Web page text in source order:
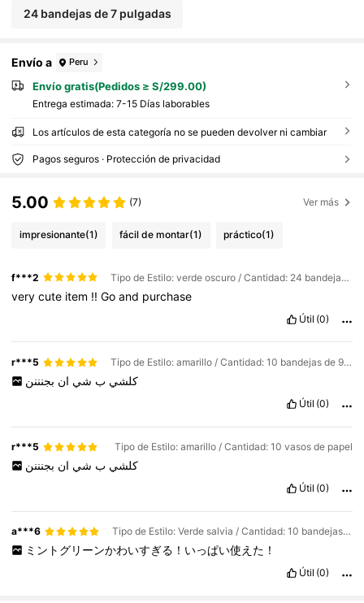
24 bandejas de 7 pulgadas
Envío a Peru
Envío gratis(Pedidos ≥ S/299.00)
Entrega estimada: 7-15 Días laborables
Los artículos de esta categoría no se pueden devolver ni cambiar
Pagos seguros · Protección de privacidad
5.00 (7) Ver más
impresionante(1) fácil de montar(1) práctico(1)
f***2 Tipo de Estilo: verde oscuro / Cantidad: 24 bandejas de 7 pulgadas
verycute item !!Goand purchase
Útil (0)
r***5 Tipo de Estilo: amarillo / Cantidad: 10 bandejas de 9 pulgadas
كلشي ب شي ان بجنننن
Útil (0)
r***5 Tipo de Estilo: amarillo / Cantidad: 10 vasos de papel
كلشي ب شي ان بجنننن
Útil (0)
a***6 Tipo de Estilo: Verde salvia / Cantidad: 10 bandejas de 9 pulgadas
ミントグリーンかわいすぎる！いっぱい使えた！
Útil (0)